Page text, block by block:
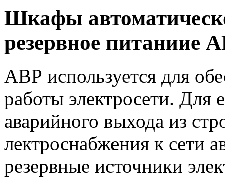
Шкафы
резервное
АВР используется для
работы электросети. Для
аварийного выхода из
лектроснабжения к сети
резервные источники